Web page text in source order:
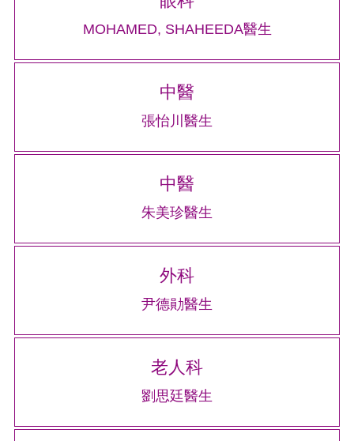
MOHAMED, SHAHEEDA醫生
中醫
張怡川醫生
中醫
朱美珍醫生
外科
尹德勛醫生
老人科
劉思廷醫生